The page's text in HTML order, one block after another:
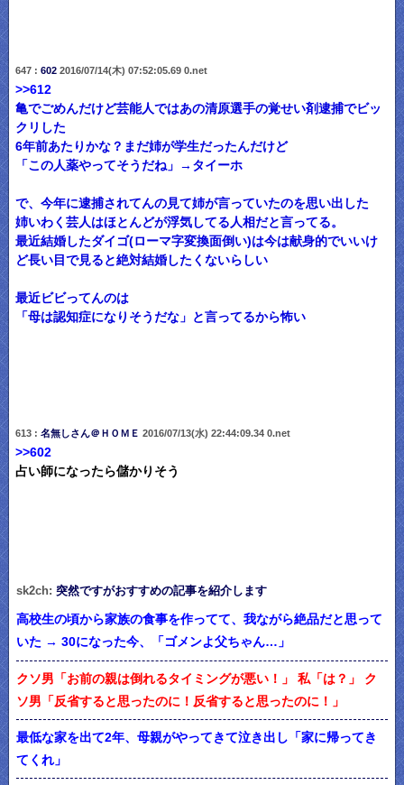
647 : 6022016/07/14(木) 07:52:05.69 0.net
>>612
亀でごめんだけど芸能人ではあの清原選手の覚せい剤逮捕でビッ
クリした
6年前あたりかな？まだ姉が学生だったんだけど
「この人薬やってそうだね」→タイーホ
で、今年に逮捕されてんの見て姉が言っていたのを思い出した
姉いわく芸人はほとんどが浮気してる人相だと言ってる。
最近結婚したダイゴ(ローマ字変換面倒い)は今は献身的でいいけ
ど長い目で見ると絶対結婚したくないらしい
最近ビビってんのは
「母は認知症になりそうだな」と言ってるから怖い
613 : 名無しさん＠ＨＯＭＥ 2016/07/13(水) 22:44:09.34 0.net
>>602
占い師になったら儲かりそう
sk2ch: 突然ですがおすすめの記事を紹介します
高校生の頃から家族の食事を作ってて、我ながら絶品だと思って
いた → 30になった今、「ゴメンよ父ちゃん…」
クソ男「お前の親は倒れるタイミングが悪い！」 私「は？」 ク
ソ男「反省すると思ったのに！反省すると思ったのに！」
最低な家を出て2年、母親がやってきて泣き出し「家に帰ってき
てくれ」